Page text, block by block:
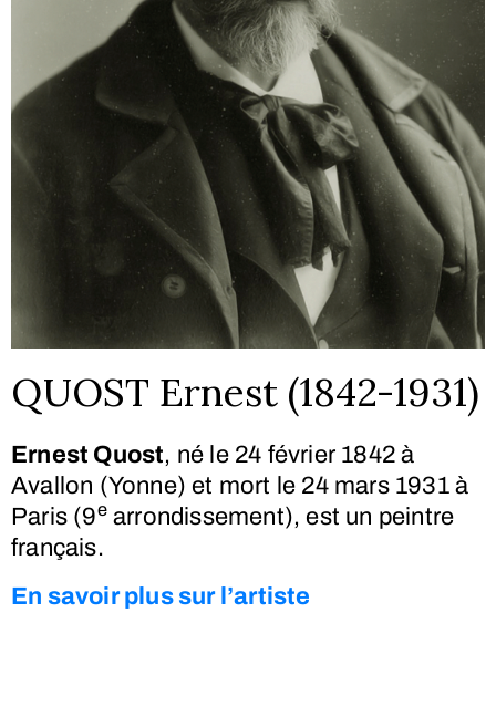
QUOST Ernest (1842-1931)
Ernest Quost, né le 24 février 1842 à
Avallon (Yonne) et mort le 24 mars 1931à
Paris (9earrondissement), est un peintre
français.
En savoir plus sur l’artiste